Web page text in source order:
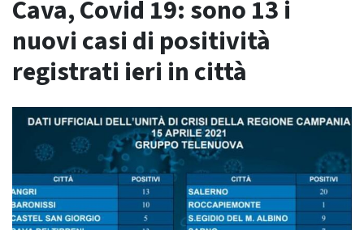
Cava, Covid 19: sono 13 i
nuovi casi di positività
registrati ieri in città